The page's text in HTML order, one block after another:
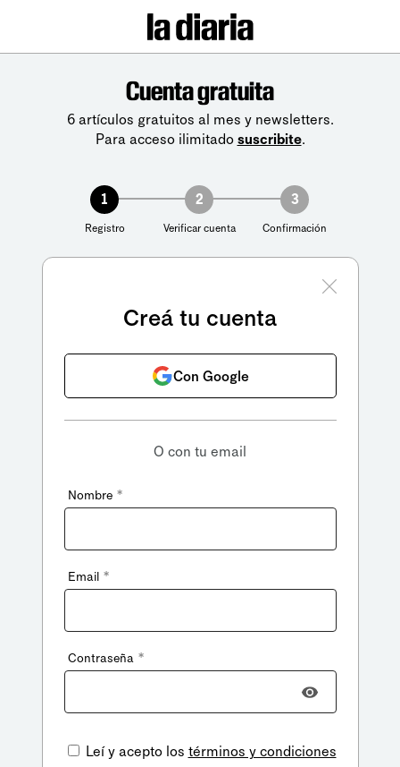
Cuenta gratuita
6 artículos gratuitos al mes y newsletters.
Para acceso ilimitado suscribite.
1
Registro
2
Verificar cuenta
3
Confirmación
Creá tu cuenta
Con Google
O con tu email
Nombre *
Email *
Contraseña *
Leí y acepto los términos y condiciones